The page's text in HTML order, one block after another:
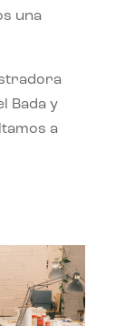
una
Bada y
a